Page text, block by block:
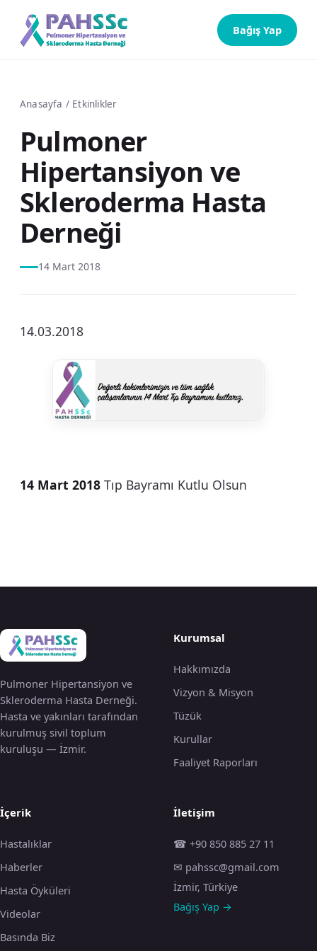
Bağış Yap
Anasayfa / Etkinlikler
Pulmoner
Hipertansiyon ve
Skleroderma Hasta
Derneği
14 Mart 2018
14.03.2018
14 Mart 2018 Tıp Bayramı Kutlu Olsun
Pulmoner Hipertansiyon ve
Skleroderma Hasta Derneği.
Hasta ve yakınları tarafından
kurulmuş sivil toplum
kuruluşu — İzmir.
Kurumsal
Hakkımızda
Vizyon & Misyon
Tüzük
Kurullar
Faaliyet Raporları
İçerik
Hastalıklar
Haberler
Hasta Öyküleri
Videolar
Basında Biz
İletişim
☎ +90 850 885 27 11
✉ pahssc@gmail.com
İzmir, Türkiye
Bağış Yap →